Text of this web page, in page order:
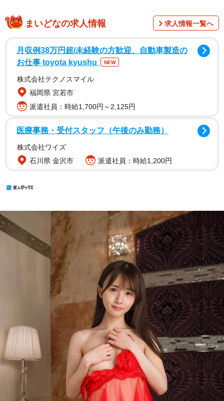
まいどなの求人情報 求人情報一覧へ
月収例38万円超/未経験の方歓迎、自動車製造の
お仕事 toyota kyushu
NEW
株式会社テクノスマイル
福岡県 宮若市
派遣社員：時給1,700円～2,125円
医療事務・受付スタッフ（午後のみ勤務）
株式会社ワイズ
石川県 金沢市
派遣社員：時給1,200円